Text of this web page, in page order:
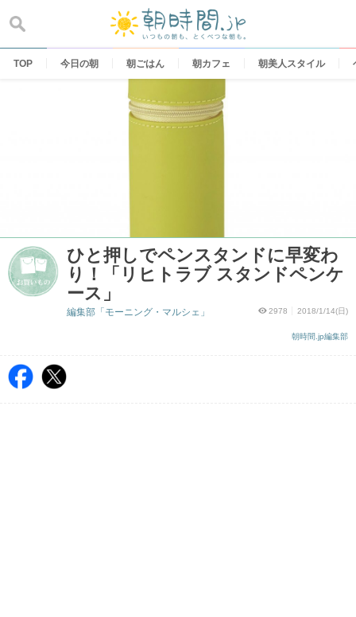
content
TOP 今日の朝 朝ごはん 朝カフェ 朝美人スタイル
ひと押しでペンスタンドに早変わ
り！「リヒトラブ スタンドペンケ
ース」
2978 2018/1/14(日)
朝時間.jp編集部
編集部「モーニング・マルシェ」